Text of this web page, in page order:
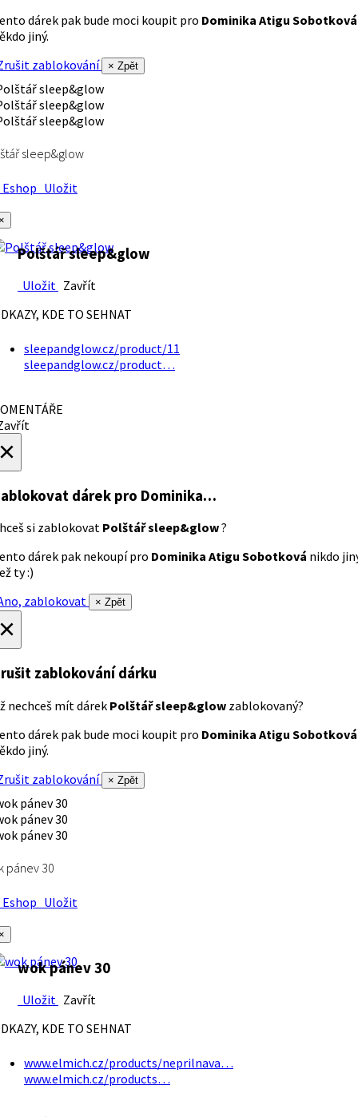
dárek pak bude moci koupit pro Dominika Atigu Sobotková
jiný.
zablokování
× Zpět
sleep&glow
Uložit
Polštář sleep&glow
Uložit Zavřít
KDE TO SEHNAT
sleepandglow.cz/product/11
sleepandglow.cz/product…
dárek pro Dominika…
si zablokovat Polštář sleep&glow?
dárek pak nekoupí pro Dominika Atigu Sobotková nikdo
ty :)
zablokovat
× Zpět
zablokování dárku
nechceš mít dárek Polštář sleep&glow zablokovaný?
dárek pak bude moci koupit pro Dominika Atigu Sobotková
jiný.
zablokování
× Zpět
pánev 30
Uložit
wok pánev 30
Uložit Zavřít
KDE TO SEHNAT
www.elmich.cz/products/neprilnava…
www.elmich.cz/products…